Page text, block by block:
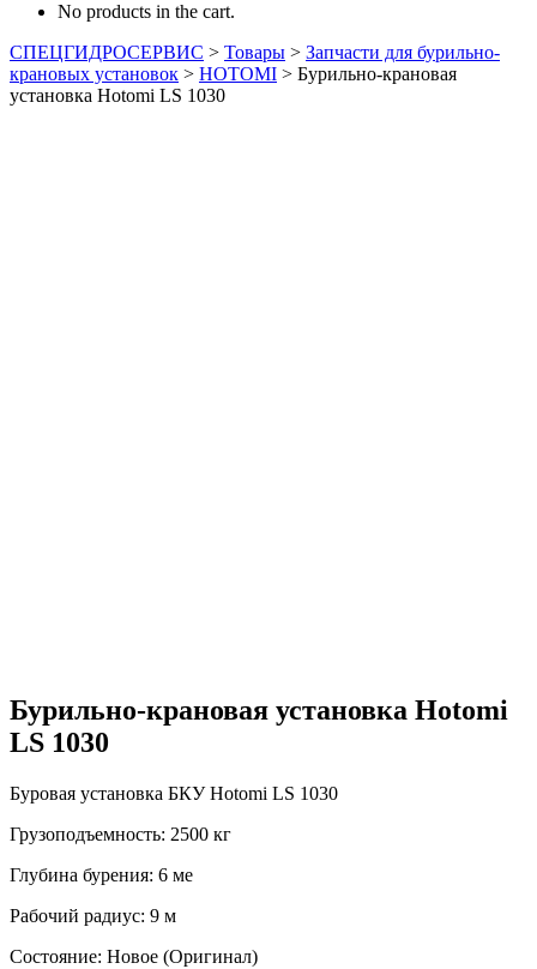
No products in the cart.
СПЕЦГИДРОСЕРВИС > Товары > Запчасти для бурильно-
крановых установок > HOTOMI > Бурильно-крановая
установка Hotomi LS 1030
Бурильно-крановая установка Hotomi
LS 1030
Буровая установка БКУ Hotomi LS 1030
Грузоподъемность: 2500 кг
Глубина бурения: 6 ме
Рабочий радиус: 9 м
Состояние: Новое (Оригинал)